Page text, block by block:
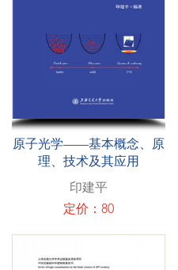
原子光学——基本概念、原
理、技术及其应用
印建平
定价：80